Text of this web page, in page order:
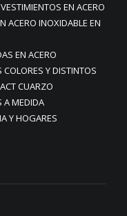
EN ACERO
ACERO INOXIDABLE EN
EN ACERO
Y DISTINTOS
CUARZO
A MEDIDA
Y HOGARES